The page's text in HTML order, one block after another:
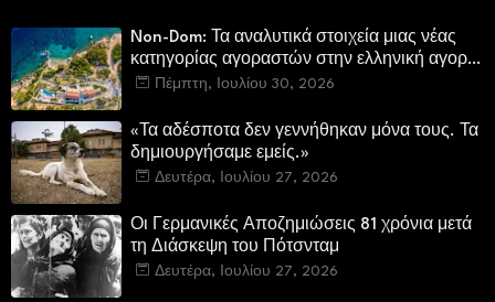
Non-Dom: Τα αναλυτικά στοιχεία μιας νέας
κατηγορίας αγοραστών στην ελληνική αγορά
πολυτελών κατοικιών
Πέμπτη, Ιουλίου 30, 2026
«Τα αδέσποτα δεν γεννήθηκαν μόνα τους. Τα
δημιουργήσαμε εμείς.»
Δευτέρα, Ιουλίου 27, 2026
Οι Γερμανικές Αποζημιώσεις 81 χρόνια μετά
τη Διάσκεψη του Πότσνταμ
Δευτέρα, Ιουλίου 27, 2026